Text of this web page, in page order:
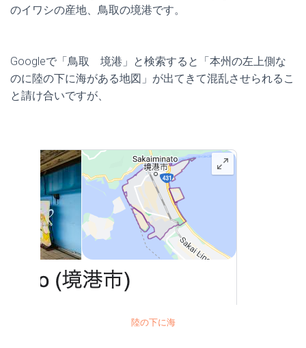
のイワシの産地、鳥取の境港です。
Googleで「鳥取 境港」と検索すると「本州の左上側な
のに陸の下に海がある地図」が出てきて混乱させられるこ
と請け合いですが、
陸の下に海